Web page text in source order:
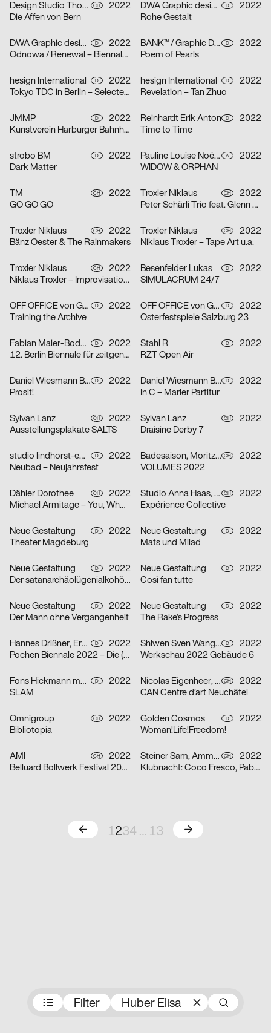
Preisträger:innen
Filter Huber Elisa
Design Studio Thom Pfister CH
2022
Die Affen von Bern
DWA Graphic design department D
2022
Rohe Gestalt
DWA Graphic design department D
2022
Odnowa / Renewal – Biennale Zielona Góra 2022
BANK™ / Graphic Design Today D
2022
Poem of Pearls
hesign International D
2022
Tokyo TDC in Berlin – Selected artworks of the Tokyo TDC annual awards 2021 & 2022
hesign International D
2022
Revelation – Tan Zhuo
JMMP D
2022
Kunstverein Harburger Bahnhof
Reinhardt Erik Anton D
2022
Time to Time
strobo BM D
2022
Dark Matter
Pauline Louise Noémi Jocher A
2022
WIDOW & ORPHAN
TM CH
2022
GO GO GO
Troxler Niklaus CH
2022
Peter Schärli Trio feat. Glenn Ferris
Troxler Niklaus CH
2022
Bänz Oester & The Rainmakers
Troxler Niklaus CH
2022
Niklaus Troxler – Tape Art u.a.
Troxler Niklaus CH
2022
Niklaus Troxler – Improvisationen
Besenfelder Lukas D
2022
SIMULACRUM 24/7
OFF OFFICE von Gross Lingemann GbR D
2022
Training the Archive
OFF OFFICE von Gross Lingemann GbR D
2022
Osterfestspiele Salzburg 23
Fabian Maier-Bode, Martin Wecke D
2022
12. Berlin Biennale für zeitgenössische Kunst
Stahl R D
2022
RZT Open Air
Daniel Wiesmann Büro für Gestaltung, Radziejewski Robert D
2022
Prosit!
Daniel Wiesmann Büro für Gestaltung D
2022
In C – Marler Partitur
Sylvan Lanz CH
2022
Ausstellungsplakate SALTS
Sylvan Lanz CH
2022
Draisine Derby 7
studio lindhorst-emme+hinrichs, Momo Egli D
2022
Neubad – Neujahrsfest
Badesaison, Moritz Furger CH
2022
VOLUMES 2022
Dähler Dorothee CH
2022
Michael Armitage – You, Who are Still Alive
Studio Anna Haas, Gina Burri CH
2022
Expérience Collective
Neue Gestaltung D
2022
Theater Magdeburg
Neue Gestaltung D
2022
Mats und Milad
Neue Gestaltung D
2022
Der satanarchäolügenialkohöllische Wunschpunsch
Neue Gestaltung D
2022
Così fan tutte
Neue Gestaltung D
2022
Der Mann ohne Vergangenheit
Neue Gestaltung D
2022
The Rake’s Progress
Hannes Drißner, Erkan Elias D
2022
Pochen Biennale 2022 – Die (neue) Vermessung der Welt
Shiwen Sven Wang, Breidenich Friedrich D
2022
Werkschau 2022 Gebäude 6
Fons Hickmann m23 D
2022
SLAM
Nicolas Eigenheer, Noémie Gygax (no-do), Sebastian Verdon CH
2022
CAN Centre d’art Neuchâtel
Omnigroup CH
2022
Bibliotopia
Golden Cosmos D
2022
Woman!Life!Freedom!
AMI CH
2022
Belluard Bollwerk Festival 2022
Steiner Sam, Ammann Sirkka CH
2022
Klubnacht: Coco Fresco, Pablo Beltran, orangebleu
Zurück
1234 … 13